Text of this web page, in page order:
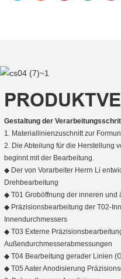
Gestaltung der
1. Materiallinienzuschnitt zur
2. Die Abteilung für die Herstellung
beginnt mit der Bearbeitung.
◆ Der von Vorarbeiter Herrn Li
Drehbearbeitung
◆ T01 Groböffnung der inneren und
◆ Präzisionsbearbeitung der T02-
Innendurchmessers
◆ T03 Externe
Außendurchmesserabmessungen
◆ T04 Bearbeitung gerader Linien
◆ T05 Aater Anodisierung